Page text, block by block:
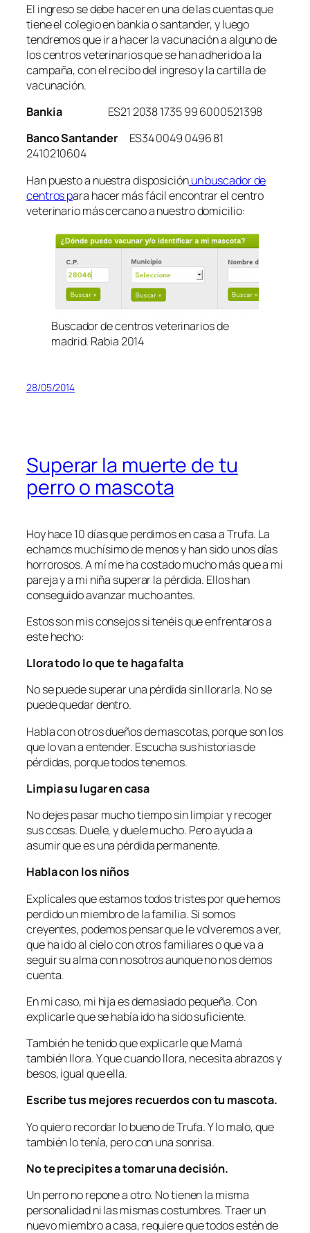
El ingreso se debe hacer en una de las cuentas que
tiene el colegio en bankia o santander, y luego
tendremos que ir a hacer la vacunación a alguno de
los centros veterinarios que se han adherido a la
campaña, con el recibo del ingreso y la cartilla de
vacunación.
BankiaES21 2038 1735 99 6000521398
Banco SantanderES34 0049 0496 81
2410210604
Han puesto a nuestra disposiciónun buscador de
centros para hacer más fácil encontrar el centro
veterinario más cercano a nuestro domicilio:
Buscador de centros veterinarios de
madrid. Rabia 2014
28/05/2014
Superar la muerte de tu
perro o mascota
Hoy hace 10 días que perdimos en casa a Trufa. La
echamos muchísimo de menos y han sido unos días
horrorosos. A mí me ha costado mucho más que a mi
pareja y a mi niña superar la pérdida. Ellos han
conseguido avanzar mucho antes.
Estos son mis consejos si tenéis que enfrentaros a
este hecho:
Llora todo lo que te haga falta
No se puede superar una pérdida sin llorarla. No se
puede quedar dentro.
Habla con otros dueños de mascotas, porque son los
que lo van a entender. Escucha sus historias de
pérdidas, porque todos tenemos.
Limpia su lugar en casa
No dejes pasar mucho tiempo sin limpiar y recoger
sus cosas. Duele, y duele mucho. Pero ayuda a
asumir que es una pérdida permanente.
Habla con los niños
Explícales que estamos todos tristes por que hemos
perdido un miembro de la familia. Si somos
creyentes, podemos pensar que le volveremos a ver,
que ha ido al cielo con otros familiares o que va a
seguir su alma con nosotros aunque no nos demos
cuenta.
En mi caso, mi hija es demasiado pequeña. Con
explicarle que se había ido ha sido suficiente.
También he tenido que explicarle que Mamá
también llora. Y que cuando llora, necesita abrazos y
besos, igual que ella.
Escribe tus mejores recuerdos con tu mascota.
Yo quiero recordar lo bueno de Trufa. Y lo malo, que
también lo tenía, pero con una sonrisa.
No te precipites a tomar una decisión.
Un perro no repone a otro. No tienen la misma
personalidad ni las mismas costumbres. Traer un
nuevo miembro a casa, requiere que todos estén de